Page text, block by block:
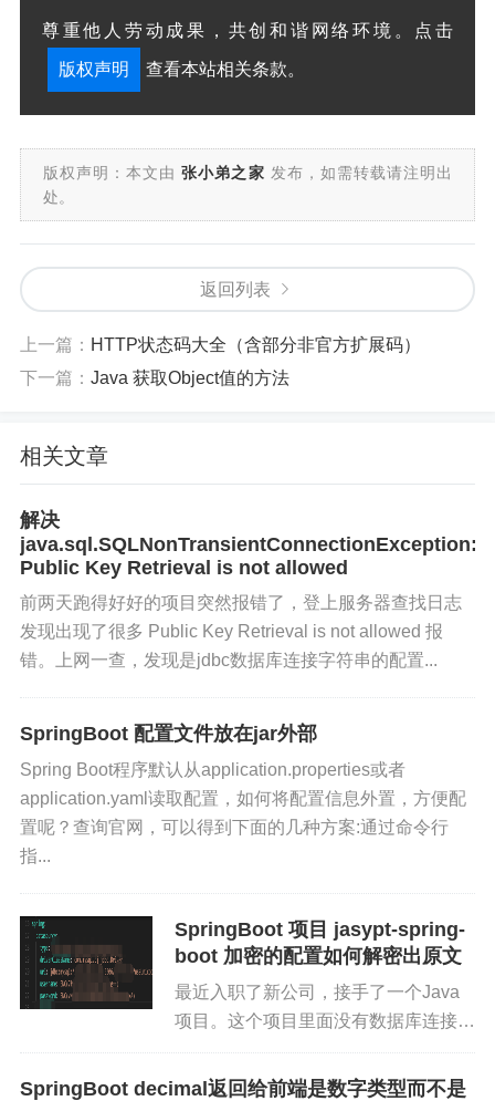
尊重他人劳动成果，共创和谐网络环境。点击
版权声明 查看本站相关条款。
版权声明：本文由 张小弟之家 发布，如需转载请注明出
处。
返回列表
上一篇： HTTP状态码大全（含部分非官方扩展码）
下一篇： Java 获取Object值的方法
相关文章
解决
java.sql.SQLNonTransientConnectionException:
Public Key Retrieval is not allowed
前两天跑得好好的项目突然报错了，登上服务器查找日志
发现出现了很多 Public Key Retrieval is not allowed 报
错。上网一查，发现是jdbc数据库连接字符串的配置...
SpringBoot 配置文件放在jar外部
Spring Boot程序默认从application.properties或者
application.yaml读取配置，如何将配置信息外置，方便配
置呢？查询官网，可以得到下面的几种方案:通过命令行
指...
SpringBoot 项目 jasypt-spring-
boot 加密的配置如何解密出原文
最近入职了新公司，接手了一个Java
项目。这个项目里面没有数据库连接的
配置，配置写在公司的公共nacos服务
配置中了，并且已经加密，所以没有办
SpringBoot decimal返回给前端是数字类型而不是